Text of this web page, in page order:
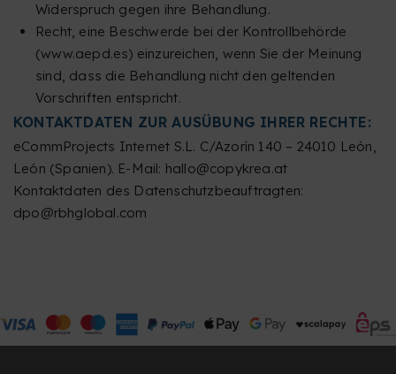
Widerspruch gegen ihre Behandlung.
Recht, eine Beschwerde bei der Kontrollbehörde
(www.aepd.es) einzureichen, wenn Sie der Meinung
sind, dass die Behandlung nicht den geltenden
Vorschriften entspricht.
KONTAKTDATEN ZUR AUSÜBUNG IHRER RECHTE:
eCommProjects Internet S.L. C/Azorín 140 – 24010 León,
León (Spanien). E-Mail: hallo@copykrea.at
Kontaktdaten des Datenschutzbeauftragten:
dpo@rbhglobal.com